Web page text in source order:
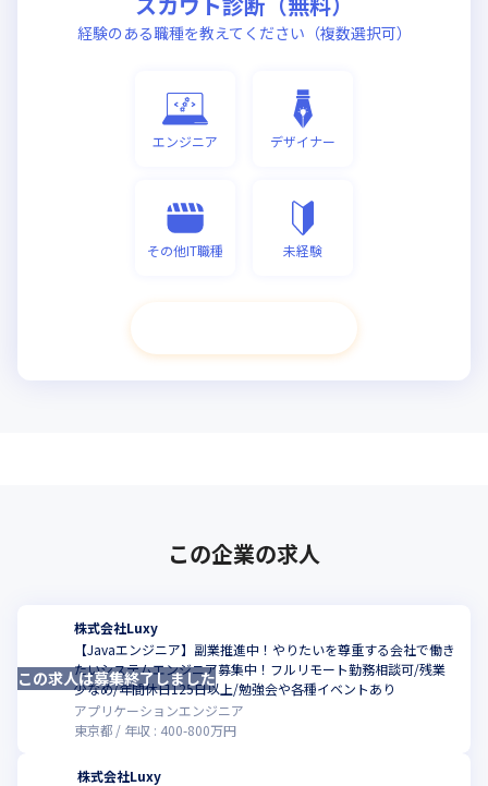
経験のある職種を教えてください（複数選択可）
エンジニア デザイナー
その他IT職種 未経験
この企業の求人
株式会社Luxy
【Javaエンジニア】副業推進中！やりたいを尊重する会社で働き
たいシステムエンジニア募集中！フルリモート勤務相談可/残業
少なめ/年間休日125日以上/勉強会や各種イベントあり
アプリケーションエンジニア
東京都
年収 : 400-800万円
この求人は募集終了しました
株式会社Luxy